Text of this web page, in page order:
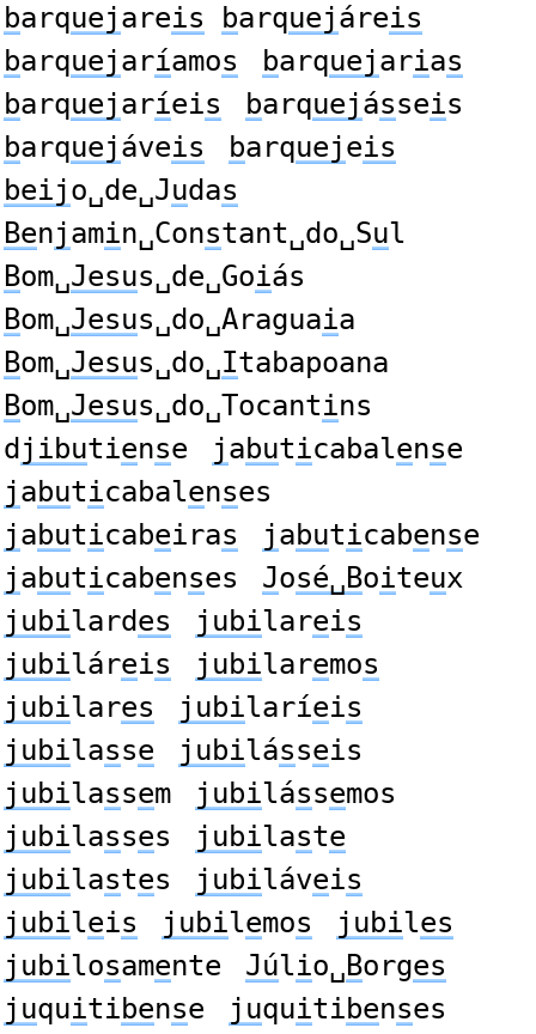
barquejareis barquejáreis
barquejaríamos barquejarias
barquejaríeis barquejásseis
barquejáveis barquejeis
beijo␣de␣Judas
Benjamin␣Constant␣do␣Sul
Bom␣Jesus␣de␣Goiás
Bom␣Jesus␣do␣Araguaia
Bom␣Jesus␣do␣Itabapoana
Bom␣Jesus␣do␣Tocantins
d jibutiense jabuticabalense
jabuticabalenses
jabuticabeiras jabuticabense
jabuticabenses José␣Boiteux
jubilardes jubilareis
jubiláreis jubilaremos
jubilares jubilaríeis
jubilasse jubilásseis
jubilassem jubilássemos
jubilasses jubilaste
jubilastes jubiláveis
jubileis jubilemos jubiles
jubilosamente Júlio␣Borges
juquitibense juquitibenses